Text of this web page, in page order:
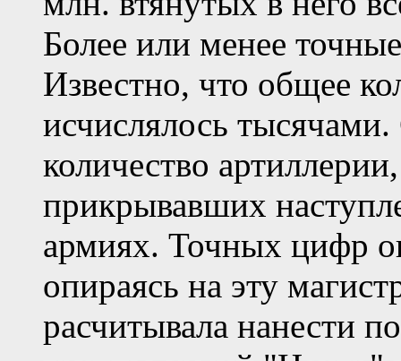
Более или менее
Известно, что общее
исчислялось
количество
прикрывавших
армиях. Точных цифр
опираясь на эту
расчитывала нанести